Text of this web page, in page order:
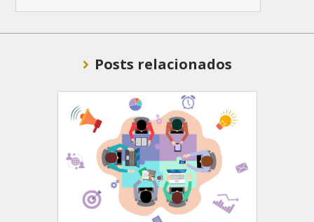
Posts relacionados